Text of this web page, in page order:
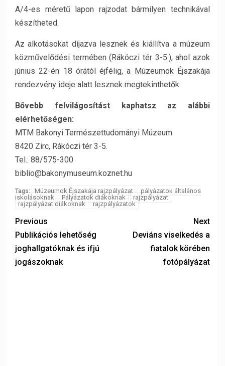
A/4-es méretű lapon rajzodat bármilyen technikával
készítheted.
Az alkotásokat díjazva lesznek és kiállítva a múzeum
közművelődési termében (Rákóczi tér 3-5.), ahol azok
június 22-én 18 órától éjfélig, a Múzeumok Éjszakája
rendezvény ideje alatt lesznek megtekinthetők.
Bővebb felvilágosítást kaphatsz az alábbi
elérhetőségen:
MTM Bakonyi Természettudományi Múzeum
8420 Zirc, Rákóczi tér 3-5.
Tel.: 88/575-300
biblio@bakonymuseum.koznet.hu
Tags: Múzeumok Éjszakája rajzpályázat
pályázatok általános
iskolásoknak
Pályázatok diákoknak
rajzpályázat
rajzpályázat diákoknak
rajzpályázatok
Previous
Publikációs lehetőség
joghallgatóknak és ifjú
jogászoknak
Next
Deviáns viselkedés a
fiatalok körében
fotópályázat